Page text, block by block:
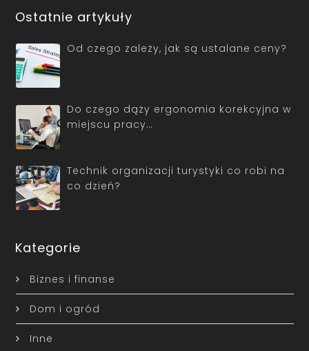
Ostatnie artykuły
Od czego zależy, jak są ustalane ceny?
Do czego dąży ergonomia korekcyjna w
miejscu pracy…
Technik organizacji turystyki co robi na
co dzień?
Kategorie
Biznes i finanse
Dom i ogród
Inne